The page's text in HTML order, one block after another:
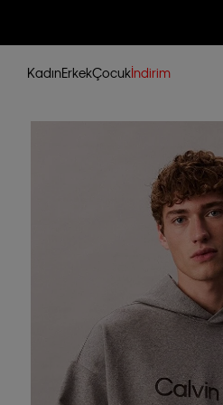
KadınErkekÇocukİndirim